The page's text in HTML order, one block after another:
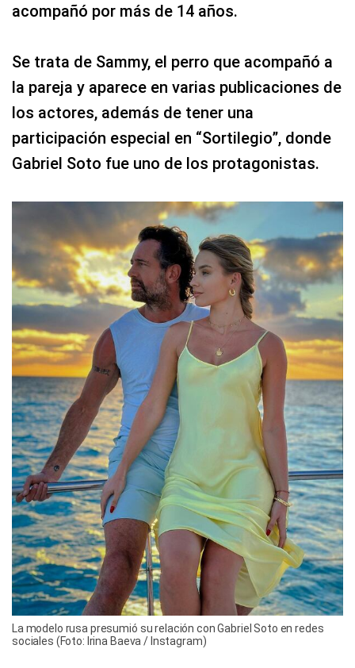
acompañó por más de 14 años.
Se trata de Sammy, el perro que acompañó a
la pareja y aparece en varias publicaciones de
los actores, además de tener una
participación especial en “Sortilegio”, donde
Gabriel Soto fue uno de los protagonistas.
La modelo rusa presumió su relación con Gabriel Soto en redes
sociales (Foto: Irina Baeva / Instagram)